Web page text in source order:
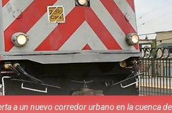
a un nuevo corredor urbano en la cuenca